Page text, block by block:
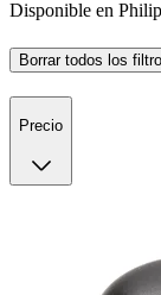
Disponible en
Borrar todos los
Precio